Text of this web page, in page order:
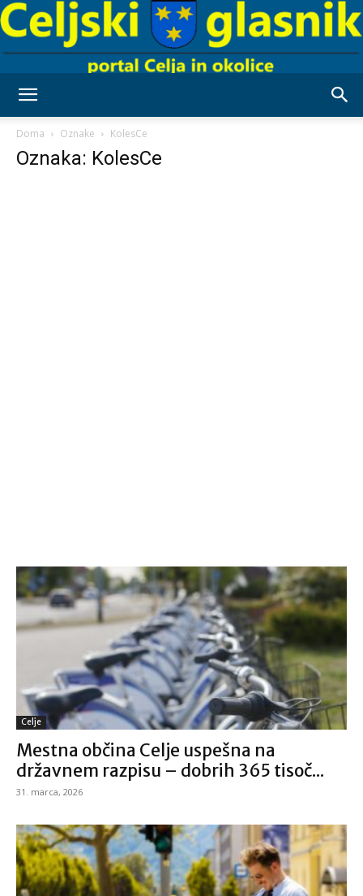
Doma Oznake KolesCe
Oznaka: KolesCe
Celje
Mestna občina Celje uspešna na
državnem razpisu – dobrih 365 tisoč...
31. marca, 2026